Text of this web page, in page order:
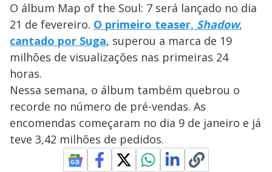
O álbum Map of the Soul: 7 será lançado no dia
21 de fevereiro. O primeiro teaser, Shadow,
cantado por Suga, superou a marca de 19
milhões de visualizações nas primeiras 24
horas.
Nessa semana, o álbum também quebrou o
recorde no número de pré-vendas. As
encomendas começaram no dia 9 de janeiro e já
teve 3,42 milhões de pedidos.